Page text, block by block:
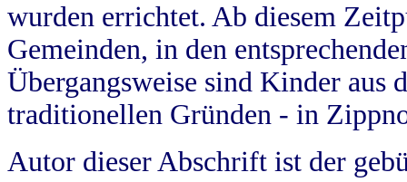
wurden errichtet. Ab diesem
Gemeinden, in den
Übergangsweise sind Kinder aus
traditionellen Gründen - in
Autor dieser Abschrift ist der